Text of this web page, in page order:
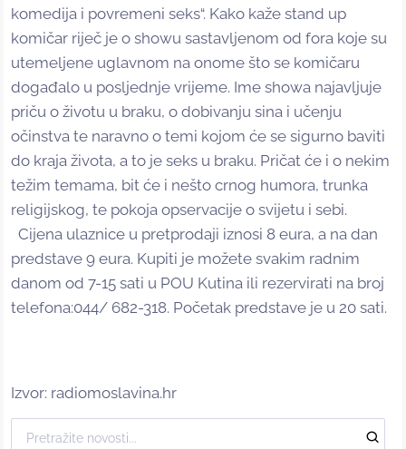
komedija i povremeni seks“. Kako kaže stand up
komičar riječ je o showu sastavljenom od fora koje su
utemeljene uglavnom na onome što se komičaru
događalo u posljednje vrijeme. Ime showa najavljuje
priču o životu u braku, o dobivanju sina i učenju
očinstva te naravno o temi kojom će se sigurno baviti
do kraja života, a to je seks u braku. Pričat će i o nekim
težim temama, bit će i nešto crnog humora, trunka
religijskog, te pokoja opservacije o svijetu i sebi.
Cijena ulaznice u pretprodaji iznosi 8 eura, a na dan
predstave 9 eura. Kupiti je možete svakim radnim
danom od 7-15 sati u POU Kutina ili rezervirati na broj
telefona:044/ 682-318. Početak predstave je u 20 sati.
Izvor: radiomoslavina.hr